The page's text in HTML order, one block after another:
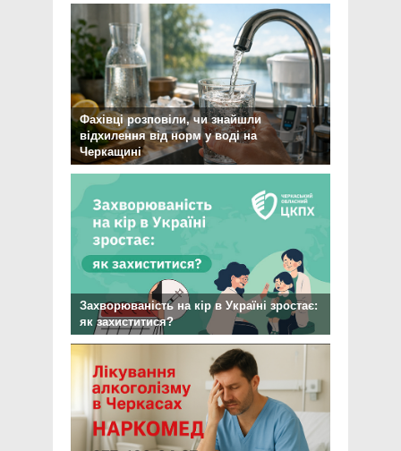
Фахівці розповіли, чи знайшли
відхилення від норм у воді на
Черкащині
Захворюваність на кір в Україні зростає:
як захиститися?